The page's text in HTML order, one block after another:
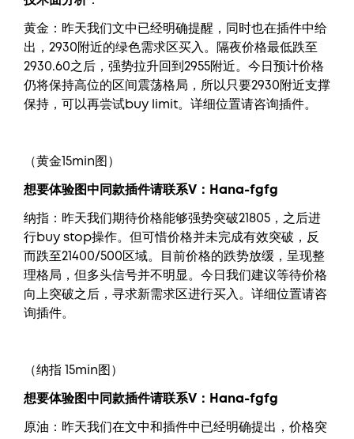
黄金：昨天我们文中已经明确提醒，同时也在插件中给
出，2930附近的绿色需求区买入。隔夜价格最低跌至
2930.60之后，强势拉升回到2955附近。今日预计价格
仍将保持高位的区间震荡格局，所以只要2930附近支撑
保持，可以再尝试buy limit。详细位置请咨询插件。
（黄金15min图）
想要体验图中 同款插件请联系V： Hana-fgfg
纳指：昨天我们期待价格能够强势突破21805，之后进
行buy stop操作。但可惜价格并未完成有效突破，反
而跌至21400/500区域。目前价格的跌势放缓，呈现整
理格局，但多头信号并不明显。今日我们建议等待价格
向上突破之后，寻求新需求区进行买入。详细位置请咨
询插件。
（纳指 15min图）
想要体验图中 同款插件请联系V： Hana-fgfg
原油：昨天我们在文中和插件中已经明确提出，价格突